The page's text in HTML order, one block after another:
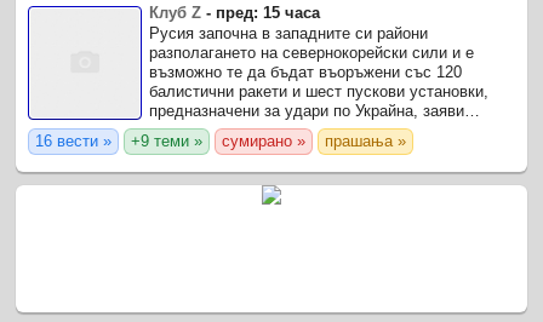
Клуб Z - пред: 15 часа
Русия започна в западните си райони
разполагането на севернокорейски сили и е
възможно те да бъдат въоръжени със 120
балистични ракети и шест пускови установки,
предназначени за удари по Украйна, заяви
представител на украинското военно
разузнаване, цитиран от Ройтерс.
16 вести » +9 теми » сумирано » прашања »